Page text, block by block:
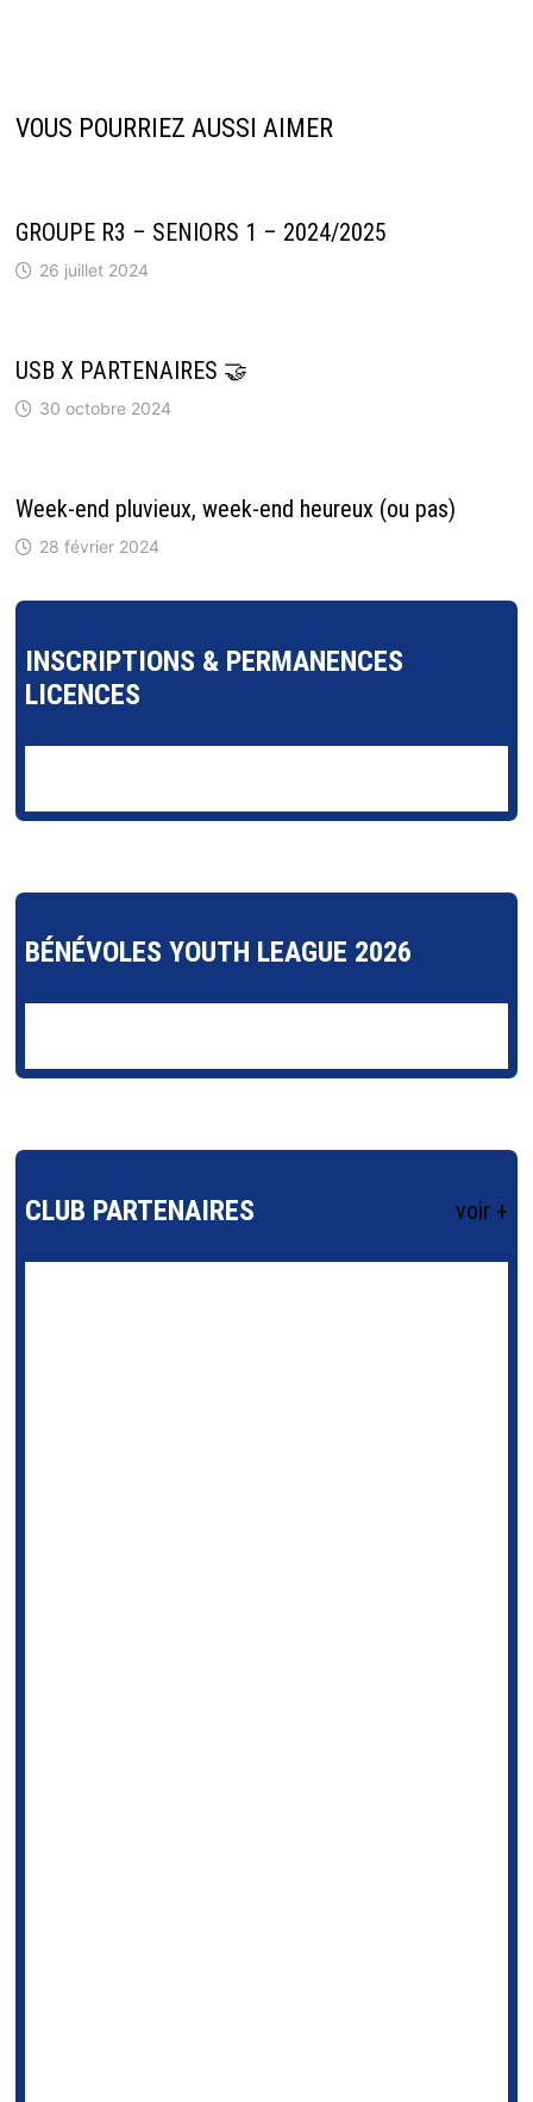
VOUS POURRIEZ AUSSI AIMER
GROUPE R3 – SENIORS 1 – 2024/2025
26 juillet 2024
USB X PARTENAIRES 🤝
30 octobre 2024
Week-end pluvieux, week-end heureux (ou pas)
28 février 2024
INSCRIPTIONS & PERMANENCES
LICENCES
BÉNÉVOLES YOUTH LEAGUE 2026
CLUB PARTENAIRES voir +